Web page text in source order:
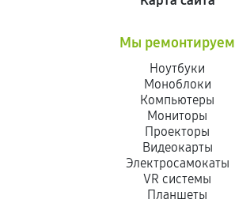
Мы ремонтируем
Ноутбуки
Моноблоки
Компьютеры
Мониторы
Проекторы
Видеокарты
Электросамокаты
VR системы
Планшеты